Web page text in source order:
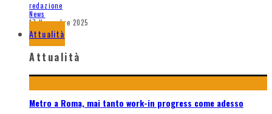
redazione
News
17 Novembre 2025
Attualità
Attualità
Metro a Roma, mai tanto work-in progress come adesso